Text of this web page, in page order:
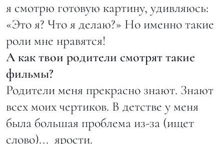
я смотрю готовую картину, удивляюсь:
«Это я? Что я делаю?» Но именно такие
роли мне нравятся!
А как твои родители смотрят такие
фильмы?
Родители меня прекрасно знают. Знают
всех моих чертиков. В детстве у меня
была большая проблема из-за (ищет
слово)... ярости.